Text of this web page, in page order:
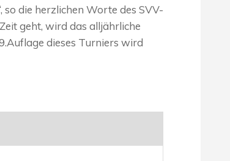
so die herzlichen Worte des SVV-
geht, wird das alljährliche
dieses Turniers wird